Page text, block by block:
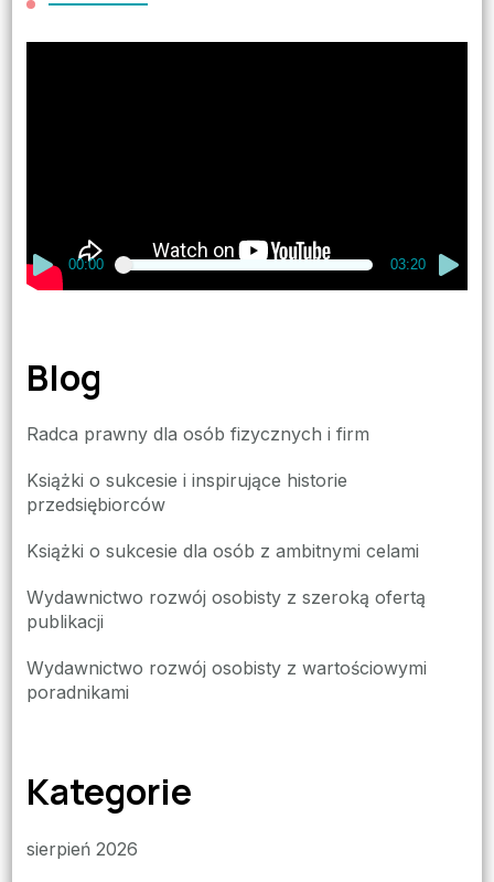
00:00 03:20
Blog
Radca prawny dla osób fizycznych i firm
Książki o sukcesie i inspirujące historie
przedsiębiorców
Książki o sukcesie dla osób z ambitnymi celami
Wydawnictwo rozwój osobisty z szeroką ofertą
publikacji
Wydawnictwo rozwój osobisty z wartościowymi
poradnikami
Kategorie
sierpień 2026